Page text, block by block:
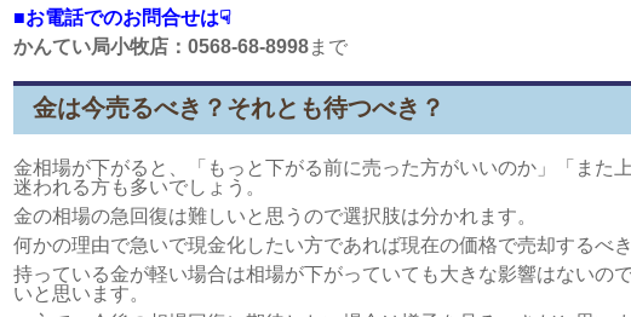
■お電話でのお問合せは☟
かんてい局小牧店：0568-68-8998まで
金は今売るべき？それとも待つべき？
金相場が下がると、「もっと下がる前に売った方がいいのか」「また
迷われる方も多いでしょう。
金の相場の急回復は難しいと思うので選択肢は分かれます。
何かの理由で急いで現金化したい方であれば現在の価格で売却するべ
持っている金が軽い場合は相場が下がっていても大きな影響はないの
いと思います。